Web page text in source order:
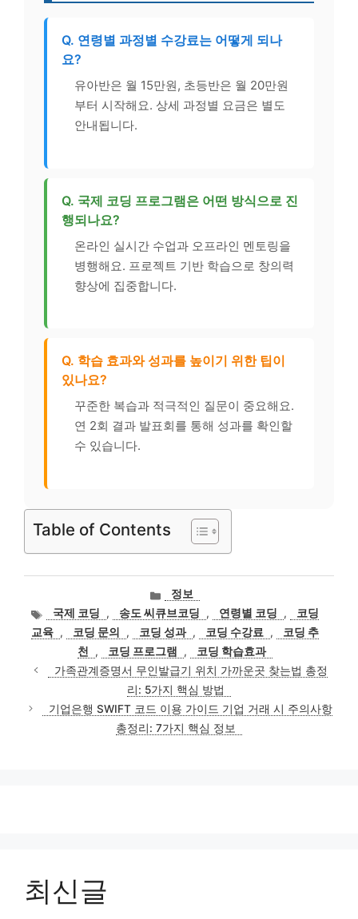
Q. 연령별 과정별 수강료는 어떻게 되나
요?
유아반은 월 15만원, 초등반은 월 20만원
부터 시작해요. 상세 과정별 요금은 별도
안내됩니다.
Q. 국제 코딩 프로그램은 어떤 방식으로 진
행되나요?
온라인 실시간 수업과 오프라인 멘토링을
병행해요. 프로젝트 기반 학습으로 창의력
향상에 집중합니다.
Q. 학습 효과와 성과를 높이기 위한 팁이
있나요?
꾸준한 복습과 적극적인 질문이 중요해요.
연 2회 결과 발표회를 통해 성과를 확인할
수 있습니다.
Table of Contents
카
테
고
리
정보
태
그
국제 코딩 , 송도 씨큐브코딩 , 연령별 코딩 ,
코딩
교육 , 코딩 문의 , 코딩 성과 , 코딩 수강료 ,
코딩 추
천
, 코딩 프로그램 ,
코딩 학습효과
가족관계증명서 무인발급기 위치 가까운곳 찾는법 총정
리: 5가지 핵심 방법
기업은행 SWIFT 코드 이용 가이드 기업 거래 시 주의사항
총정리: 7가지 핵심 정보
최신글